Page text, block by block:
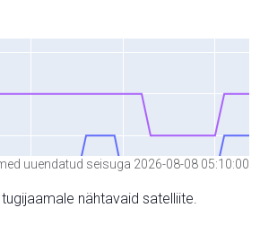
uuendatud seisuga 2026-08-08 05:10:00
nähtavaid satelliite.